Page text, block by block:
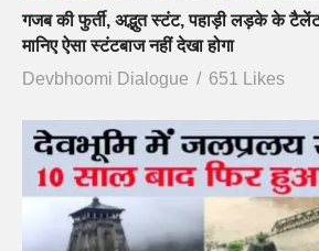
गजब की फुर्ती, अद्भुत स्टंट, पहाड़ी लड़के के
मानिए ऐसा स्टंटबाज नहीं देखा होगा
Devbhoomi Dialogue
651 Likes